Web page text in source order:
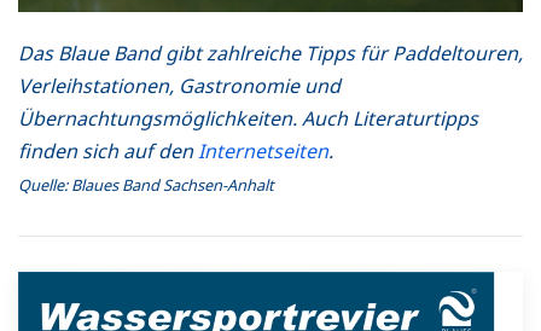
Das Blaue Band gibt zahlreiche Tipps für Paddeltouren,
Verleihstationen, Gastronomie und
Übernachtungsmöglichkeiten. Auch Literaturtipps
finden sich auf denInternetseiten.
Quelle: Blaues Band Sachsen-Anhalt